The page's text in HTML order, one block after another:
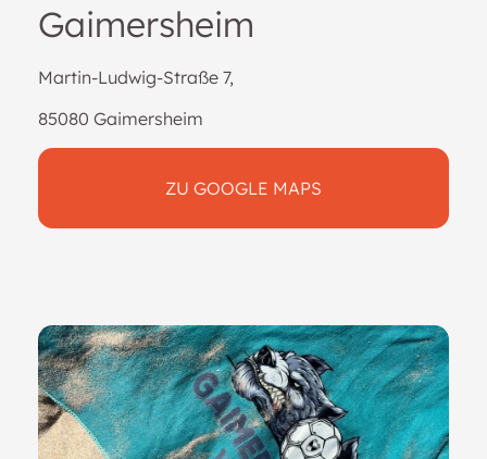
Gaimersheim
Martin-Ludwig-Straße 7,
85080 Gaimersheim
ZU GOOGLE MAPS